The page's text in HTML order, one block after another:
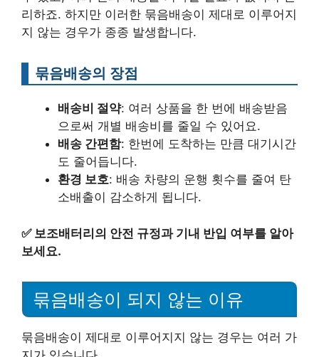
리하죠. 하지만 이러한 묶음배송이 제대로 이루어지
지 않는 경우가 종종 발생합니다.
묶음배송의 장점
배송비 절약: 여러 상품을 한 번에 배송받음
으로써 개별 배송비를 줄일 수 있어요.
배송 간편함: 한번에 도착하는 만큼 대기시간
도 줄어듭니다.
환경 보호: 배송 차량의 운행 횟수를 줄여 탄
소배출이 감소하게 됩니다.
✅ 보조배터리의 안전 규정과 기내 반입 여부를 알아
보세요.
묶음배송이 되지 않는 이유
묶음배송이 제대로 이루어지지 않는 경우는 여러 가